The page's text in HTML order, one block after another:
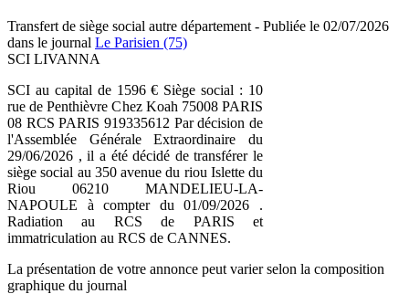
Transfert de siège social autre département - Publiée le 02/07/2026
dans le journal Le Parisien (75)
SCI LIVANNA
SCI au capital de 1596 € Siège social : 10
rue de Penthièvre Chez Koah 75008 PARIS
08 RCS PARIS 919335612 Par décision de
l'Assemblée Générale Extraordinaire du
29/06/2026 , il a été décidé de transférer le
siège social au 350 avenue du riou Islette du
Riou 06210 MANDELIEU-LA-
NAPOULE à compter du 01/09/2026 .
Radiation au RCS de PARIS et
immatriculation au RCS de CANNES.
La présentation de votre annonce peut varier selon la composition
graphique du journal